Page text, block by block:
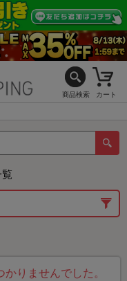
商品検索 カート
りませんでした。